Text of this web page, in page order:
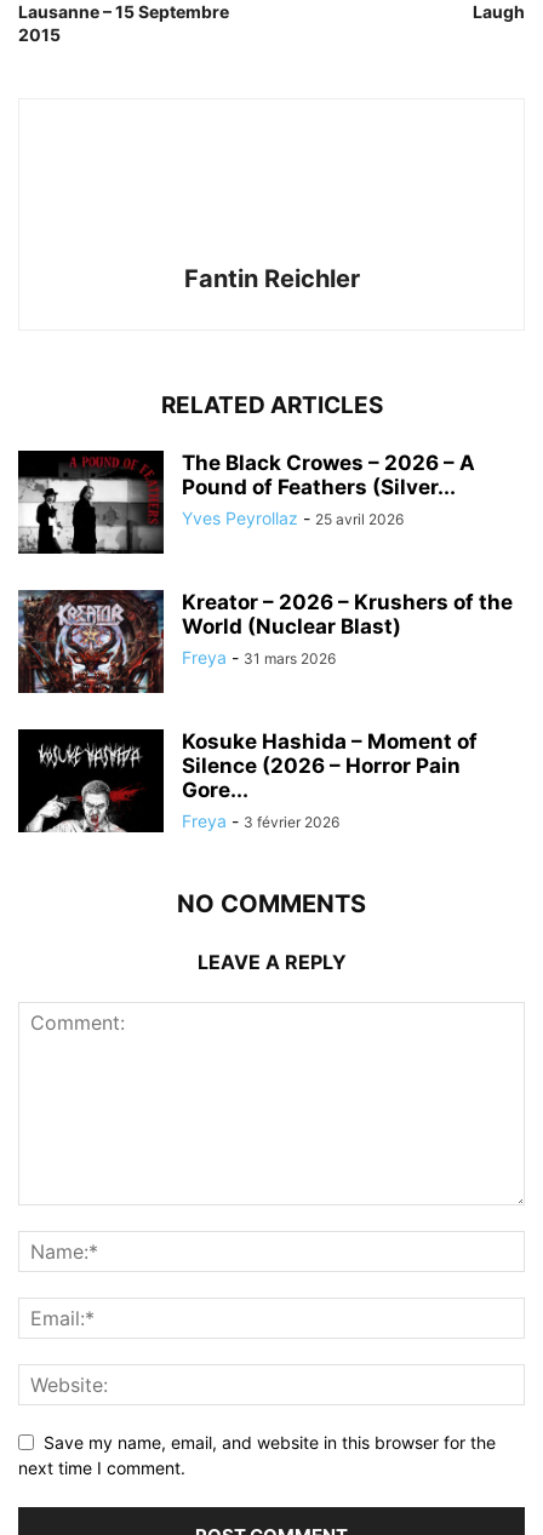
Lausanne – 15 Septembre
2015
Laugh
Fantin Reichler
RELATED ARTICLES
The Black Crowes – 2026 – A
Pound of Feathers (Silver...
Yves Peyrollaz - 25 avril 2026
Kreator – 2026 – Krushers of the
World (Nuclear Blast)
Freya - 31 mars 2026
Kosuke Hashida – Moment of
Silence (2026 – Horror Pain
Gore...
Freya - 3 février 2026
NO COMMENTS
LEAVE A REPLY
Save my name, email, and website in this browser for the
next time I comment.